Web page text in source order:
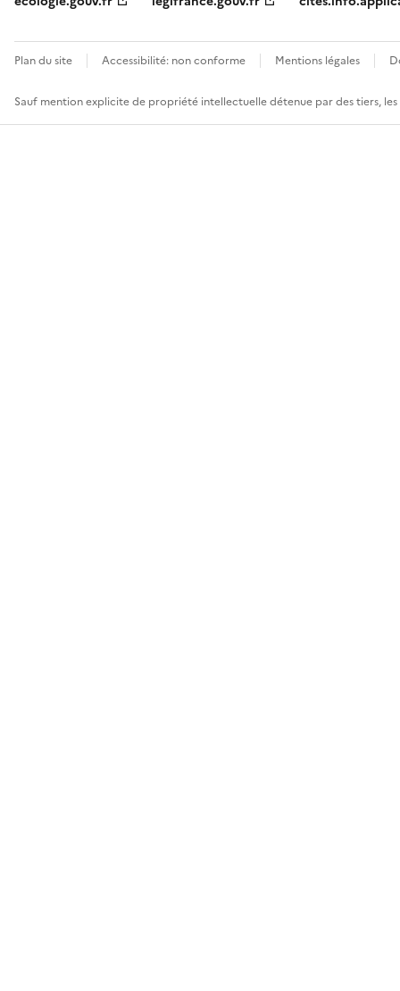
Plan du site Accessibilité: non conforme Mentions légales
Sauf mention explicite de propriété intellectuelle détenue par des tiers,